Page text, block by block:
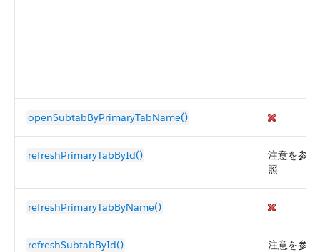
openSubtabByPrimaryTabName()
refreshPrimaryTabById()
注意を参
照
refreshPrimaryTabByName()
refreshSubtabById()
注意を参